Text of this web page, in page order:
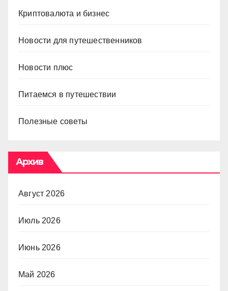
Криптовалюта и бизнес
Новости для путешественников
Новости плюс
Питаемся в путешествии
Полезные советы
Архив
Август 2026
Июль 2026
Июнь 2026
Май 2026